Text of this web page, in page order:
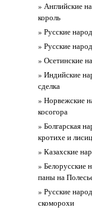
» Английские
король
» Русские
» Русские
» Осетинские
» Индийские
сделка
» Норвежские
косогора
» Болгарская
кротихе и
» Казахские
» Белорусские
паны на
» Русские
скоморохи